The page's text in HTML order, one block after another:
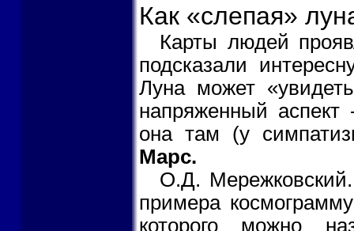
Как «слепая»
Карты людей
подсказали
Луна может
напряженный
она там (у
Марс.
О.Д.
примера
которого можно